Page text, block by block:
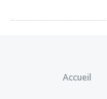
Accueil